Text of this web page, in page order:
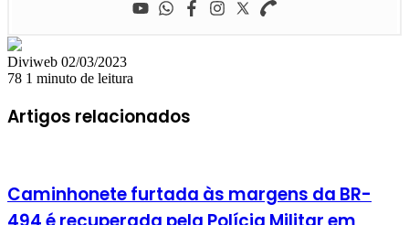
Diviweb Mande
um
mail
02/03/2023
78 1 minuto de leitura
Artigos relacionados
Caminhonete furtada às margens da BR-